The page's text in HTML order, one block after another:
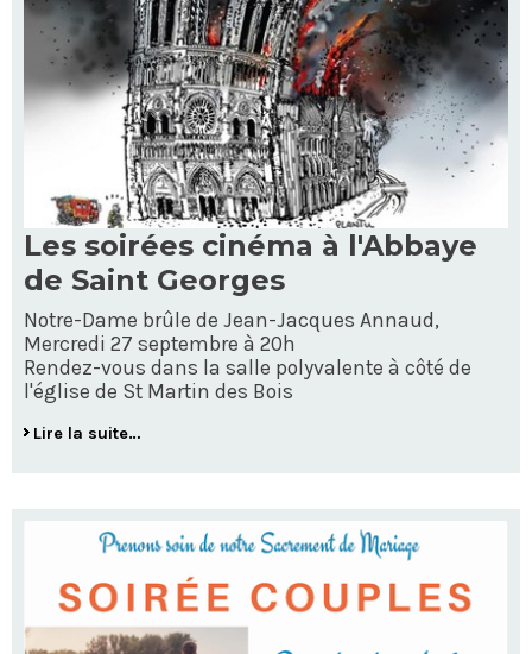
Les soirées cinéma à l'Abbaye
de Saint Georges
Notre-Dame brûle de Jean-Jacques Annaud,
Mercredi 27 septembre à 20h
Rendez-vous dans la salle polyvalente à côté de
l'église de St Martin des Bois
Lire la suite…